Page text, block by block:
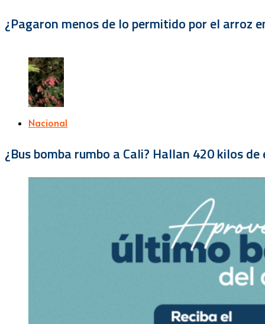
¿Pagaron menos de lo permitido por el arroz
Nacional
¿Bus bomba rumbo a Cali? Hallan 420 kilos